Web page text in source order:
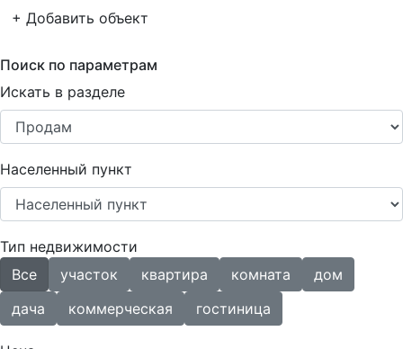
+ Добавить объект
Поиск по параметрам
Искать в разделе
Населенный пункт
Тип недвижимости
Все
участок квартира комната
дом
дача
коммерческая гостиница